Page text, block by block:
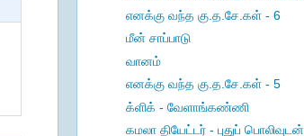
எனக்கு வந்த கு.த.சே.கள் - 6
மீன் சாப்பாடு
வானம்
எனக்கு வந்த கு.த.சே.கள் - 5
க்ளிக் - வேளாங்கண்ணி
கமலா தியேட்டர் - புதுப் பொலிவுடன்